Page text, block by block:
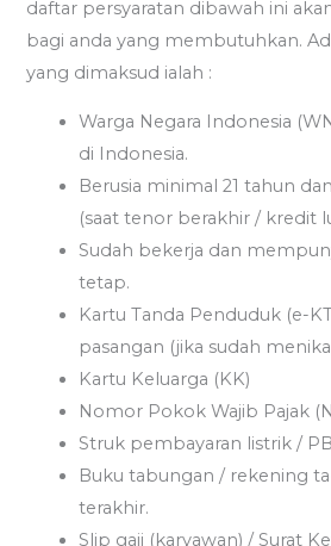
daftar persyaratan dibawah ini
bagi anda yang membutuhkan.
yang dimaksud ialah :
Warga Negara Indonesia
di Indonesia.
Berusia minimal 21 tahun
(saat tenor berakhir / kredit
Sudah bekerja dan
tetap.
Kartu Tanda Penduduk (e-
pasangan (jika sudah
Kartu Keluarga (KK)
Nomor Pokok Wajib Pajak
Struk pembayaran listrik /
Buku tabungan / rekening
terakhir.
Slip gaji (karyawan) / Surat